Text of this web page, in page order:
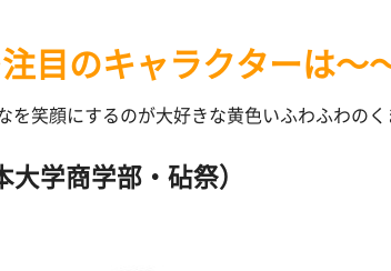
目のキャラクターは～
を笑顔にするのが大好きな黄色いふわふわのく
大学商学部・砧祭）